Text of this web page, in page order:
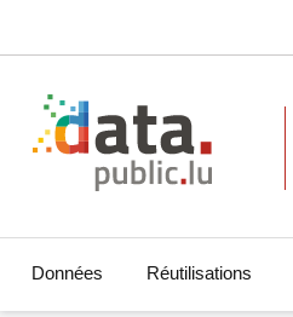
Données Réutilisations